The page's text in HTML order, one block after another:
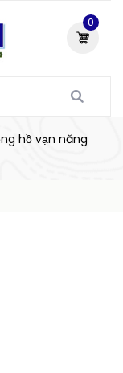
0
hồ vạn năng